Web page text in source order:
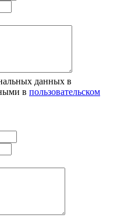
данных в
в пользовательском